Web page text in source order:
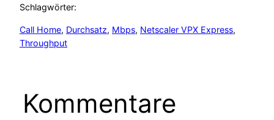
Schlagwörter:
Call Home, Durchsatz, Mbps, Netscaler VPX Express
Throughput
Kommentare